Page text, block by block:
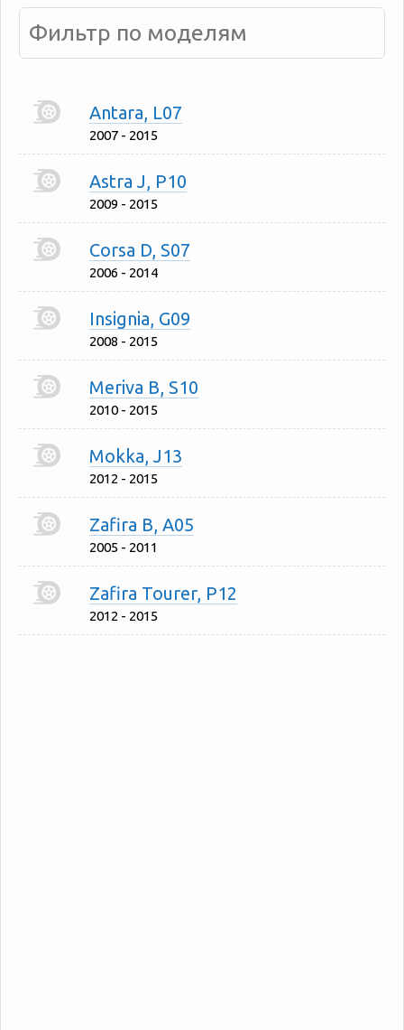
Antara, L07
2007 - 2015
Astra J, P10
2009 - 2015
Corsa D, S07
2006 - 2014
Insignia, G09
2008 - 2015
Meriva B, S10
2010 - 2015
Mokka, J13
2012 - 2015
Zafira B, A05
2005 - 2011
Zafira Tourer, P12
2012 - 2015